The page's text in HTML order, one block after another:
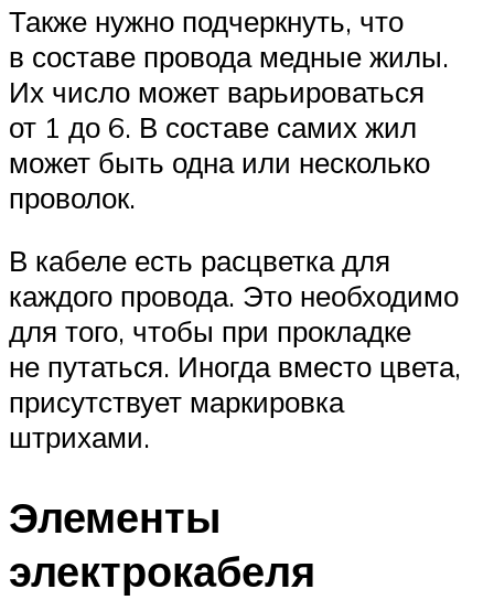
Также нужно подчеркнуть, что
в составе провода медные жилы.
Их число может варьироваться
от 1 до 6. В составе самих жил
может быть одна или несколько
проволок.
В кабеле есть расцветка для
каждого провода. Это необходимо
для того, чтобы при прокладке
не путаться. Иногда вместо цвета,
присутствует маркировка
штрихами.
Элементы
электрокабеля